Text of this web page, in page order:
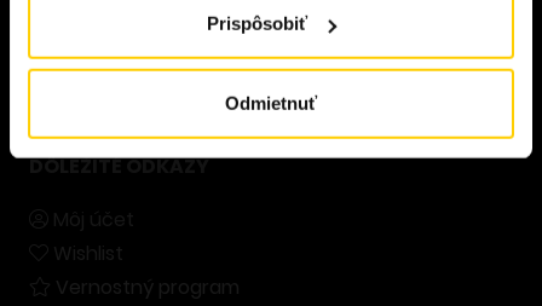
Prispôsobiť
Odmietnuť
DÔLEŽITÉ ODKAZY
Wishlist
Vernostný program